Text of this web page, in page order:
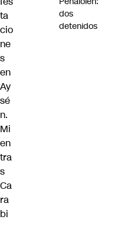
ta
cio
ne
s
en
Ay
sé
n.
Mi
en
tra
s
Ca
ra
bi
dos
detenidos